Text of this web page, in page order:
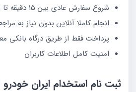
شروع سفارش عادی بین 15 دقیقه تا 2 ساعت
انجام کاملا آنلاین بدون نیاز به
پرداخت فقط از طریق درگاه بانکی
امنیت کامل اطلاعات کاربران
ثبت نام استخدام ایران